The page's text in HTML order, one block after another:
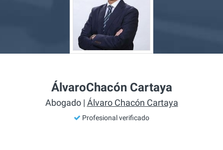
ÁlvaroChacón Cartaya
Abogado | Álvaro Chacón Cartaya
Profesional verificado